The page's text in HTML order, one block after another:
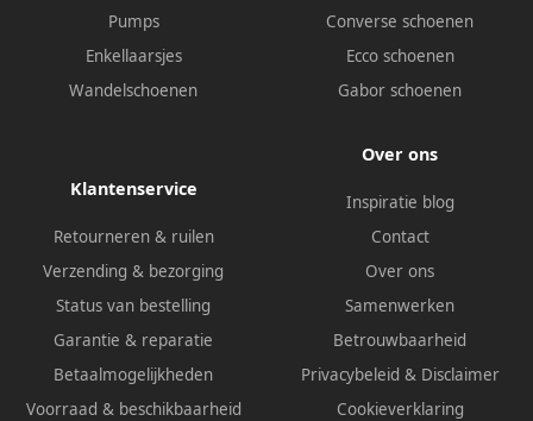
Pumps
Enkellaarsjes
Wandelschoenen
Converse schoenen
Ecco schoenen
Gabor schoenen
Klantenservice
Retourneren & ruilen
Verzending & bezorging
Status van bestelling
Garantie & reparatie
Betaalmogelijkheden
Voorraad & beschikbaarheid
Over ons
Inspiratie blog
Contact
Over ons
Samenwerken
Betrouwbaarheid
Privacybeleid & Disclaimer
Cookieverklaring